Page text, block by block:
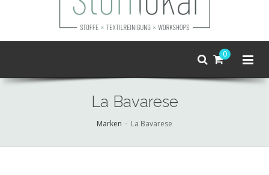
0
La Bavarese
Marken La Bavarese